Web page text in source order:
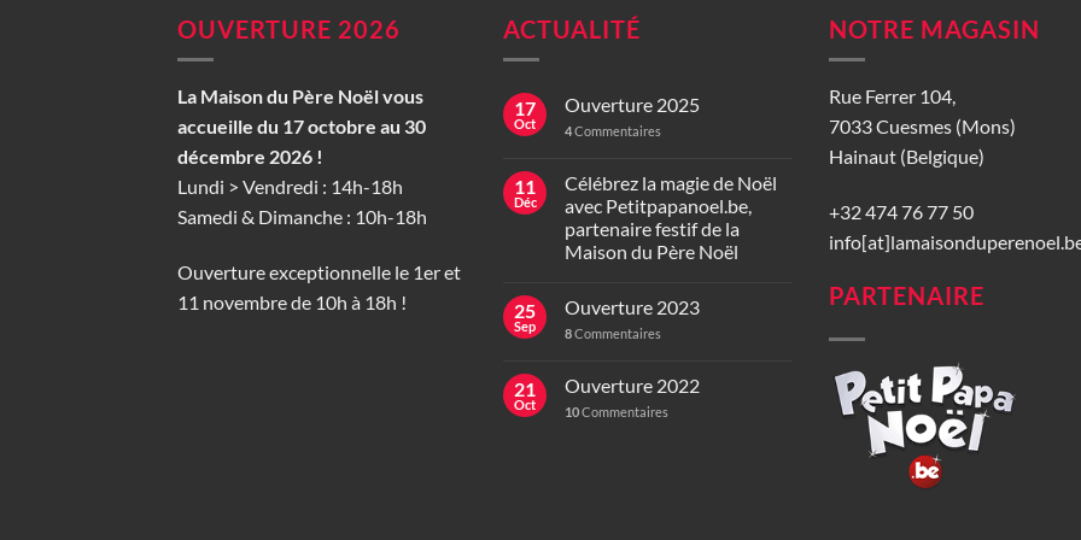
OUVERTURE 2026
La Maison du Père Noël vous
accueille du 17 octobre au 30
décembre 2026 !
Lundi > Vendredi : 14h-18h
Samedi & Dimanche : 10h-18h
Ouverture exceptionnelle le 1er et
11 novembre de 10h à 18h !
ACTUALITÉ
17
Oct
Ouverture 2025
4Commentaires
11
Déc
Célébrez la magie de Noël
avec Petitpapanoel.be,
partenaire festif de la
Maison du Père Noël
25
Sep
Ouverture 2023
8Commentaires
21
Oct
Ouverture 2022
10Commentaires
NOTRE MAGASIN
Rue Ferrer 104,
7033 Cuesmes (Mons)
Hainaut (Belgique)
+32 474 76 77 50
PARTENAIRE